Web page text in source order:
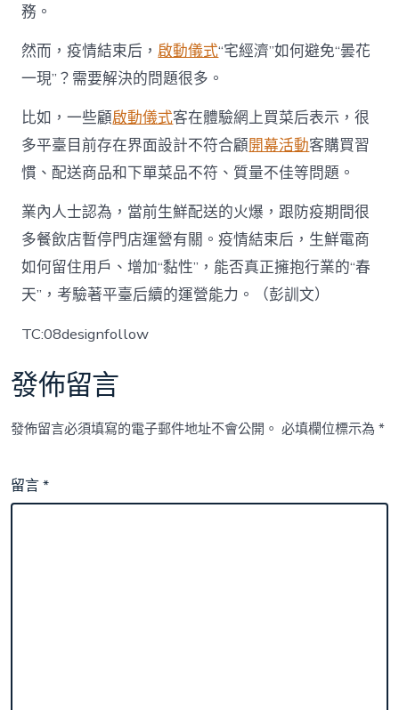
務。
然而，疫情結束后，啟動儀式“宅經濟”如何避免“曇花
一現”？需要解決的問題很多。
比如，一些顧啟動儀式客在體驗網上買菜后表示，很
多平臺目前存在界面設計不符合顧開幕活動客購買習
慣、配送商品和下單菜品不符、質量不佳等問題。
業內人士認為，當前生鮮配送的火爆，跟防疫期間很
多餐飲店暫停門店運營有關。疫情結束后，生鮮電商
如何留住用戶、增加“黏性”，能否真正擁抱行業的“春
天”，考驗著平臺后續的運營能力。（彭訓文）
TC:08designfollow
發佈留言
發佈留言必須填寫的電子郵件地址不會公開。 必填欄位標示為*
留言*